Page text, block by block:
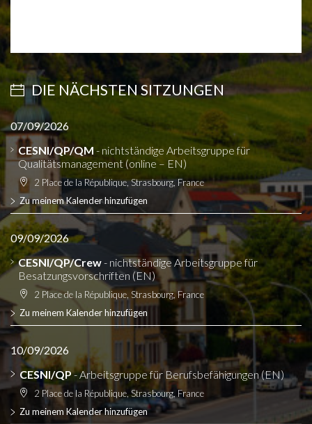
DIE NÄCHSTEN SITZUNGEN
07/09/2026
CESNI/QP/QM - nichtständige Arbeitsgruppe für
Qualitätsmanagement (online – EN)
2 Place de la République, Strasbourg, France
Zu meinem Kalender hinzufügen
09/09/2026
CESNI/QP/Crew- nichtständige Arbeitsgruppe für
Besatzungsvorschriften (EN)
2 Place de la République, Strasbourg, France
Zu meinem Kalender hinzufügen
10/09/2026
CESNI/QP- Arbeitsgruppe für Berufsbefähigungen (EN)
2 Place de la République, Strasbourg, France
Zu meinem Kalender hinzufügen